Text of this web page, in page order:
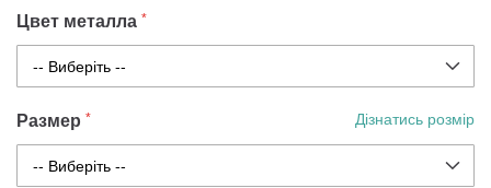
Цвет металла
Размер Дізнатись розмір